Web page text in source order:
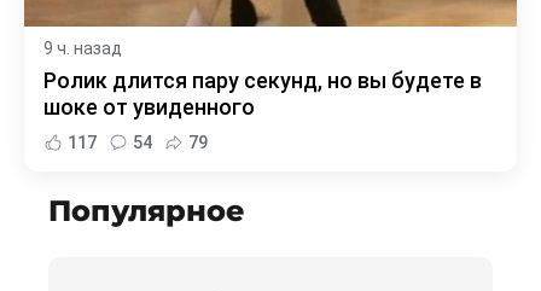
9 ч. назад
Ролик длится пару секунд, но вы будете в
шоке от увиденного
117 54 79
Популярное